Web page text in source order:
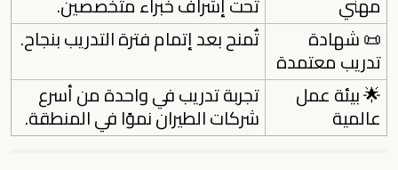
📜 شهادة
تدريب معتمدة
تُمنح بعد إتمام فترة التدريب بنجاح.
🌟 بيئة عمل
عالمية
تجربة تدريب في واحدة من أسرع
شركات الطيران نموًا في المنطقة.